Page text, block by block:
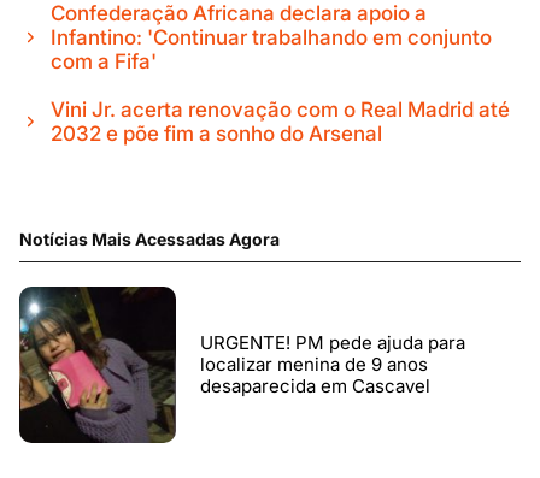
Confederação Africana declara apoio a
Infantino: 'Continuar trabalhando em conjunto
com a Fifa'
Vini Jr. acerta renovação com o Real Madrid até
2032 e põe fim a sonho do Arsenal
Notícias Mais Acessadas Agora
URGENTE! PM pede ajuda para
localizar menina de 9 anos
desaparecida em Cascavel